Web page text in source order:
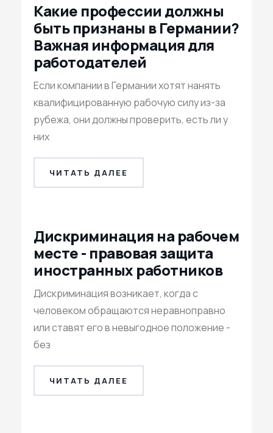
Какие профессии должны
быть признаны в Германии?
Важная информация для
работодателей
Если компании в Германии хотят нанять
квалифицированную рабочую силу из-за
рубежа, они должны проверить, есть ли у
них
ЧИТАТЬ ДАЛЕЕ
Дискриминация на рабочем
месте - правовая защита
иностранных работников
Дискриминация возникает, когда с
человеком обращаются неравноправно
или ставят его в невыгодное положение -
без
ЧИТАТЬ ДАЛЕЕ